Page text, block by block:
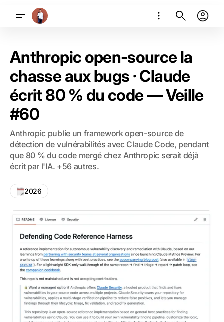
Anthropic open-source la
chasse aux bugs · Claude
écrit 80 % du code — Veille
#60
Anthropic publie un framework open-source de
détection de vulnérabilités avec Claude Code, pendant
que 80 % du code mergé chez Anthropic serait déjà
écrit par l'IA. +56 autres.
2026